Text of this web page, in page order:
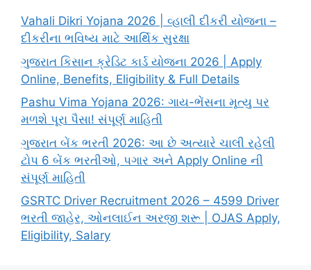
Vahali Dikri Yojana 2026 | વ્હાલી દીકરી યોજના –
દીકરીના ભવિષ્ય માટે આર્થિક સુરક્ષા
ગુજરાત કિસાન ક્રેડિટ કાર્ડ યોજના 2026 | Apply
Online, Benefits, Eligibility & Full Details
Pashu Vima Yojana 2026: ગાય-ભેંસના મૃત્યુ પર
મળશે પૂરા પૈસા! સંપૂર્ણ માહિતી
ગુજરાત બેંક ભરતી 2026: આ છે અત્યારે ચાલી રહેલી
ટોપ 6 બેંક ભરતીઓ, પગાર અને Apply Online ની
સંપૂર્ણ માહિતી
GSRTC Driver Recruitment 2026 – 4599 Driver
ભરતી જાહેર, ઓનલાઈન અરજી શરૂ | OJAS Apply,
Eligibility, Salary